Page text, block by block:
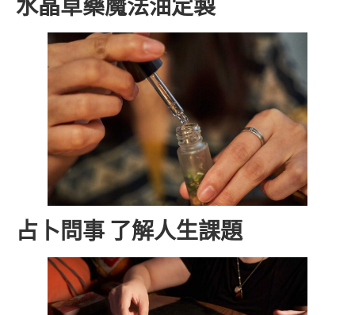
水晶草藥魔法油定製
占卜問事 了解人生課題